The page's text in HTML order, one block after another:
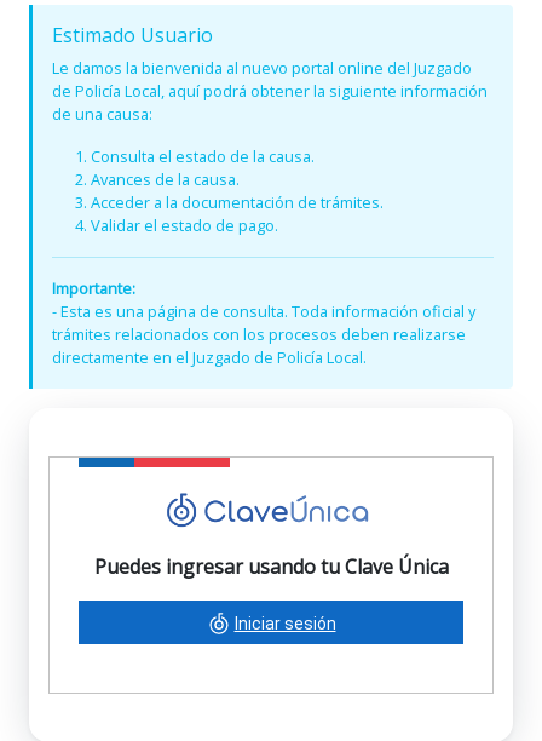
Estimado Usuario
Le damos la bienvenida al nuevo portal online del Juzgado
de Policía Local, aquí podrá obtener la siguiente información
de una causa:
Consulta el estado de la causa.
Avances de la causa.
Acceder a la documentación de trámites.
Validar el estado de pago.
Importante:
- Esta es una página de consulta. Toda información oficial y
trámites relacionados con los procesos deben realizarse
directamente en el Juzgado de Policía Local.
Puedes ingresar usando tu Clave Única
Iniciar sesión